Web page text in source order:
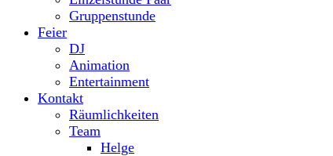
Gruppenstunde
Feier
DJ
Animation
Entertainment
Kontakt
Räumlichkeiten
Team
Helge